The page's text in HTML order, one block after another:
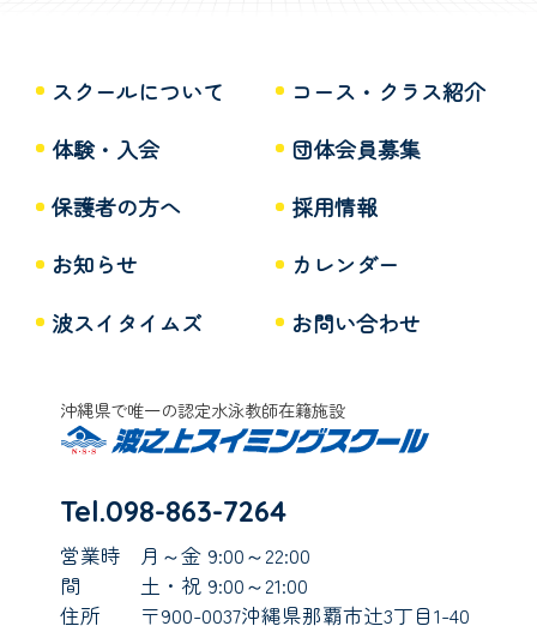
スクールについて
コース・クラス紹介
体験・入会
団体会員募集
保護者の方へ
採用情報
お知らせ
カレンダー
波スイタイムズ
お問い合わせ
沖縄県で唯一の認定水泳教師在籍施設
Tel.098-863-7264
営業時
間
月～金 9:00～22:00
土・祝 9:00～21:00
住所
〒900-0037沖縄県那覇市辻3丁目1-40